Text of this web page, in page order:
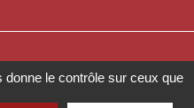
le contrôle sur ceux que